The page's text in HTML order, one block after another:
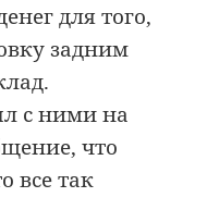
для того,
задним
с ними на
что
все так